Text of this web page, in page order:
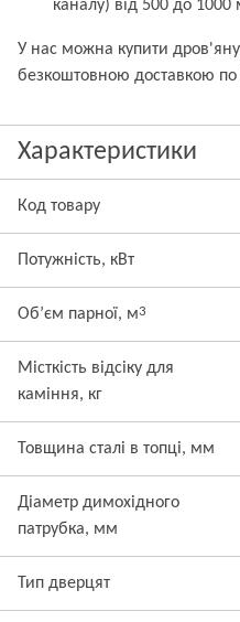
каналу) від 500 до 1000
У нас можна купити
безкоштовною доставкою по
Характеристики
Код товару
Потужність, кВт
Об’єм парної, м3
Місткість відсіку для
каміння, кг
Товщина сталі в топці, мм
Діаметр димохідного
патрубка, мм
Тип дверцят